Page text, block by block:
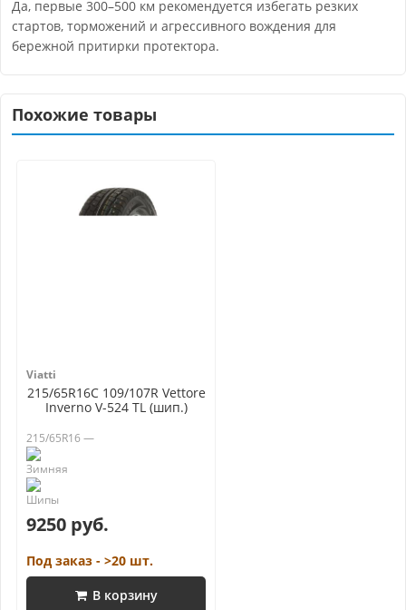
Да, первые 300–500 км рекомендуется избегать резких
стартов, торможений и агрессивного вождения для
бережной притирки протектора.
Похожие товары
Viatti
215/65R16C 109/107R Vettore
Inverno V-524 TL (шип.)
215/65R16 —
9250 руб.
Под заказ - >20 шт.
В корзину